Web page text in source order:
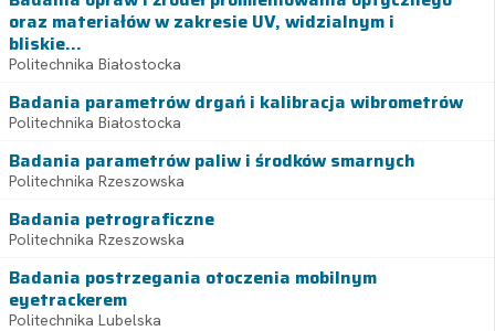
oraz materiałów w zakresie UV, widzialnym i
bliskie...
Politechnika Białostocka
Badania parametrów drgań i kalibracja wibrometrów
Politechnika Białostocka
Badania parametrów paliw i środków smarnych
Politechnika Rzeszowska
Badania petrograficzne
Politechnika Rzeszowska
Badania postrzegania otoczenia mobilnym
eyetrackerem
Politechnika Lubelska